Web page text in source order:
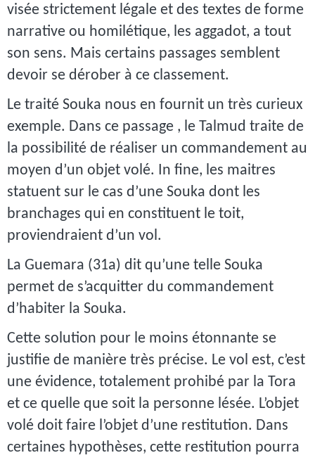
visée strictement légale et des textes de forme
narrative ou homilétique, les aggadot, a tout
son sens. Mais certains passages semblent
devoir se dérober à ce classement.
Le traité Souka nous en fournit un très curieux
exemple. Dans ce passage , le Talmud traite de
la possibilité de réaliser un commandement au
moyen d’un objet volé. In fine, les maitres
statuent sur le cas d’une Souka dont les
branchages qui en constituent le toit,
proviendraient d’un vol.
La Guemara (31a) dit qu’une telle Souka
permet de s’acquitter du commandement
d’habiter la Souka.
Cette solution pour le moins étonnante se
justifie de manière très précise. Le vol est, c’est
une évidence, totalement prohibé par la Tora
et ce quelle que soit la personne lésée. L’objet
volé doit faire l’objet d’une restitution. Dans
certaines hypothèses, cette restitution pourra